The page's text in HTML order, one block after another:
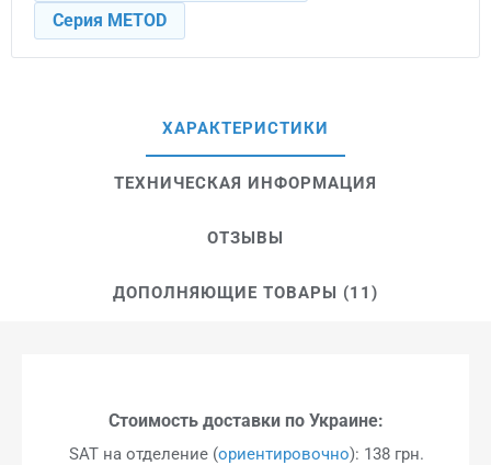
Серия METOD
ХАРАКТЕРИСТИКИ
ТЕХНИЧЕСКАЯ ИНФОРМАЦИЯ
ОТЗЫВЫ
ДОПОЛНЯЮЩИЕ ТОВАРЫ (11)
Стоимость доставки по Украине:
SAT на отделение (ориентировочно): 138 грн.